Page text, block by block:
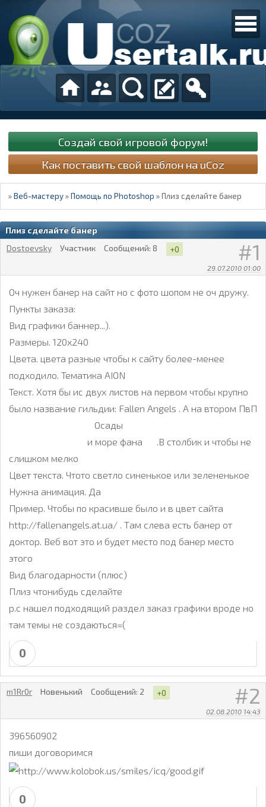
Создай свой игровой форум!
Как поставить свой шаблон на uCoz
»Веб-мастеру »Помощь по Photoshop »Плиз сделайте банер
Плиз сделайте банер
1
29.07.2010 01:00
Dostoevsky Участник Сообщений: 8 +0
Оч нужен банер на сайт но с фото шопом не оч дружу.
Пункты заказа:
Вид графики баннер...).
Размеры. 120х240
Цвета. цвета разные чтобы к сайту более-менее
подходило. Тематика AION
Текст. Хотя бы ис двух листов на первом чтобы крупно
было название гильдии: Fallen Angels . А на втором ПвП
Осады
и море фана .В столбик и чтобы не
слишком мелко
Цвет текста. Чтото светло синенькое или зелененькое
Нужна анимация. Да
Пример. Чтобы по красивше было и в цвет сайта
http://fallenangels.at.ua/ . Там слева есть банер от
доктор. Веб вот это и будет место под банер место
этого
Вид благодарности (плюс)
Плиз чтонибудь сделайте
p.c нашел подходящий раздел заказ графики вроде но
там темы не создаються=(
0
2
02.08.2010 14:43
m1Rr0r Новенький Сообщений: 2 +0
396560902
пиши договоримся
0